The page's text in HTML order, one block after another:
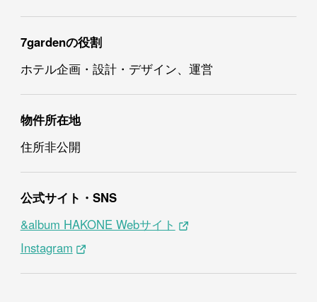
7gardenの役割
ホテル企画・設計・デザイン、運営
物件所在地
住所非公開
公式サイト・SNS
&album HAKONE Webサイト
Instagram